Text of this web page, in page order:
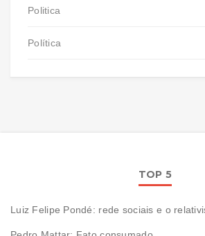
Politica
Política
TOP 5
Luiz Felipe Pondé: rede sociais e o